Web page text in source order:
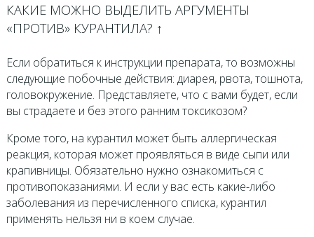
КАКИЕ МОЖНО ВЫДЕЛИТЬ АРГУМЕНТЫ
«ПРОТИВ» КУРАНТИЛА? ↑
Если обратиться к инструкции препарата, то возможны
следующие побочные действия: диарея, рвота, тошнота,
головокружение. Представляете, что с вами будет, если
вы страдаете и без этого ранним токсикозом?
Кроме того, на курантил может быть аллергическая
реакция, которая может проявляться в виде сыпи или
крапивницы. Обязательно нужно ознакомиться с
противопоказаниями. И если у вас есть какие-либо
заболевания из перечисленного списка, курантил
применять нельзя ни в коем случае.